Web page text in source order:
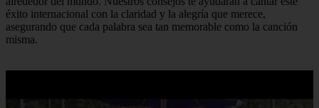
éxito internacional con la claridad y la alegría que merece,
asegurando que cada palabra sea tan memorable como la canción
misma.